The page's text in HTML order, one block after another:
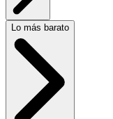
Lo más barato